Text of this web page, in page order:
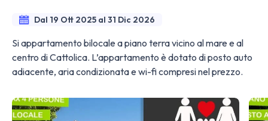
Dal 19 Ott 2025 al 31 Dic 2026
Si appartamento bilocale a piano terra vicino al mare e al
centro di Cattolica. L’appartamento è dotato di posto auto
adiacente, aria condizionata e wi-fi compresi nel prezzo.